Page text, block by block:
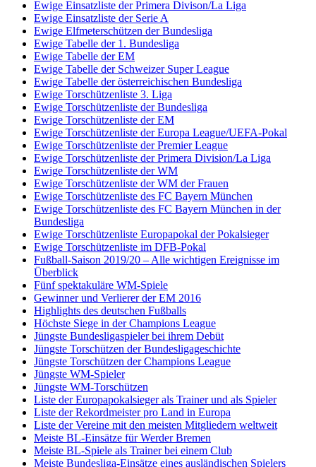
Ewige Einsatzliste der Primera Divison/La Liga
Ewige Einsatzliste der Serie A
Ewige Elfmeterschützen der Bundesliga
Ewige Tabelle der 1. Bundesliga
Ewige Tabelle der EM
Ewige Tabelle der Schweizer Super League
Ewige Tabelle der österreichischen Bundesliga
Ewige Torschützenliste 3. Liga
Ewige Torschützenliste der Bundesliga
Ewige Torschützenliste der EM
Ewige Torschützenliste der Europa League/UEFA-Pokal
Ewige Torschützenliste der Premier League
Ewige Torschützenliste der Primera Division/La Liga
Ewige Torschützenliste der WM
Ewige Torschützenliste der WM der Frauen
Ewige Torschützenliste des FC Bayern München
Ewige Torschützenliste des FC Bayern München in der
Bundesliga
Ewige Torschützenliste Europapokal der Pokalsieger
Ewige Torschützenliste im DFB-Pokal
Fußball-Saison 2019/20 – Alle wichtigen Ereignisse im
Überblick
Fünf spektakuläre WM-Spiele
Gewinner und Verlierer der EM 2016
Highlights des deutschen Fußballs
Höchste Siege in der Champions League
Jüngste Bundesligaspieler bei ihrem Debüt
Jüngste Torschützen der Bundesligageschichte
Jüngste Torschützen der Champions League
Jüngste WM-Spieler
Jüngste WM-Torschützen
Liste der Europapokalsieger als Trainer und als Spieler
Liste der Rekordmeister pro Land in Europa
Liste der Vereine mit den meisten Mitgliedern weltweit
Meiste BL-Einsätze für Werder Bremen
Meiste BL-Spiele als Trainer bei einem Club
Meiste Bundesliga-Einsätze eines ausländischen Spielers